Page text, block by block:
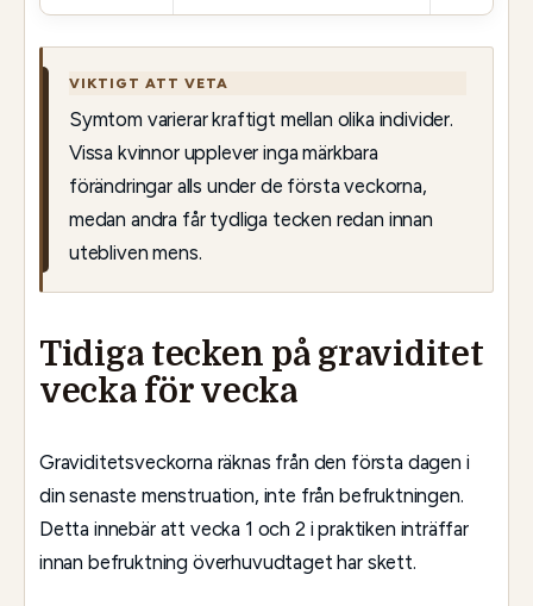
VIKTIGT ATT VETA
Symtom varierar kraftigt mellan olika individer.
Vissa kvinnor upplever inga märkbara
förändringar alls under de första veckorna,
medan andra får tydliga tecken redan innan
utebliven mens.
Tidiga tecken på graviditet
vecka för vecka
Graviditetsveckorna räknas från den första dagen i
din senaste menstruation, inte från befruktningen.
Detta innebär att vecka 1 och 2 i praktiken inträffar
innan befruktning överhuvudtaget har skett.